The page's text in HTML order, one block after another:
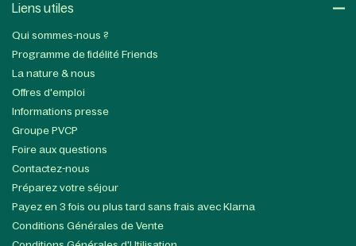
Liens utiles​
Qui sommes-nous ?
Programme de fidélité Friends
La nature & nous
Offres d'emploi
Informations presse
Groupe PVCP
Foire aux questions
Contactez-nous
Préparez votre séjour
Payez en 3 fois ou plus tard sans frais avec Klarna
Conditions Générales de Vente